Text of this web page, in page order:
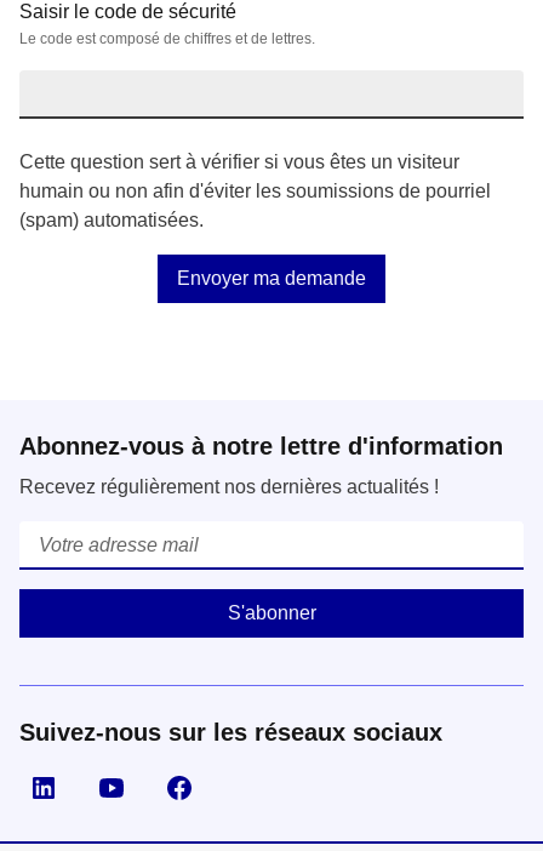
Saisir le code de sécurité
Le code est composé de chiffres et de lettres.
Cette question sert à vérifier si vous êtes un visiteur
humain ou non afin d'éviter les soumissions de pourriel
(spam) automatisées.
Abonnez-vous à notre lettre d'information
Recevez régulièrement nos dernières actualités !
Courriel
Suivez-nous sur les réseaux sociaux
Suivez nous sur LinkedIn
Suivez nous sur YouTube